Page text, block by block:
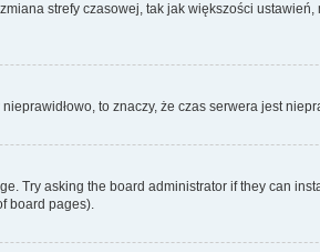
strefy czasowej, tak jak większości
to znaczy, że czas serwera jest
Try asking the board administrator if they can
board pages).